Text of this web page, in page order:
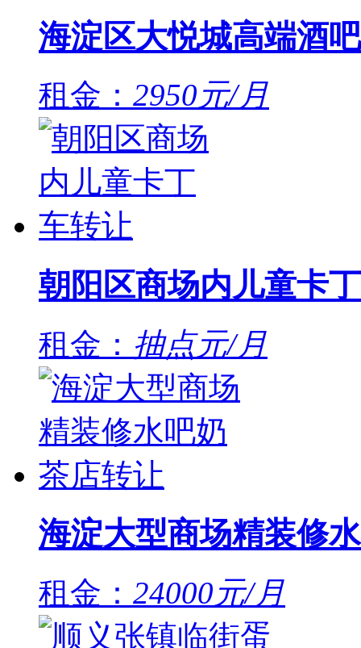
海淀区大悦城高端酒
租金： 2950元/月
朝阳区商场内儿童卡
租金： 抽点元/月
海淀大型商场精装修
租金： 24000元/月